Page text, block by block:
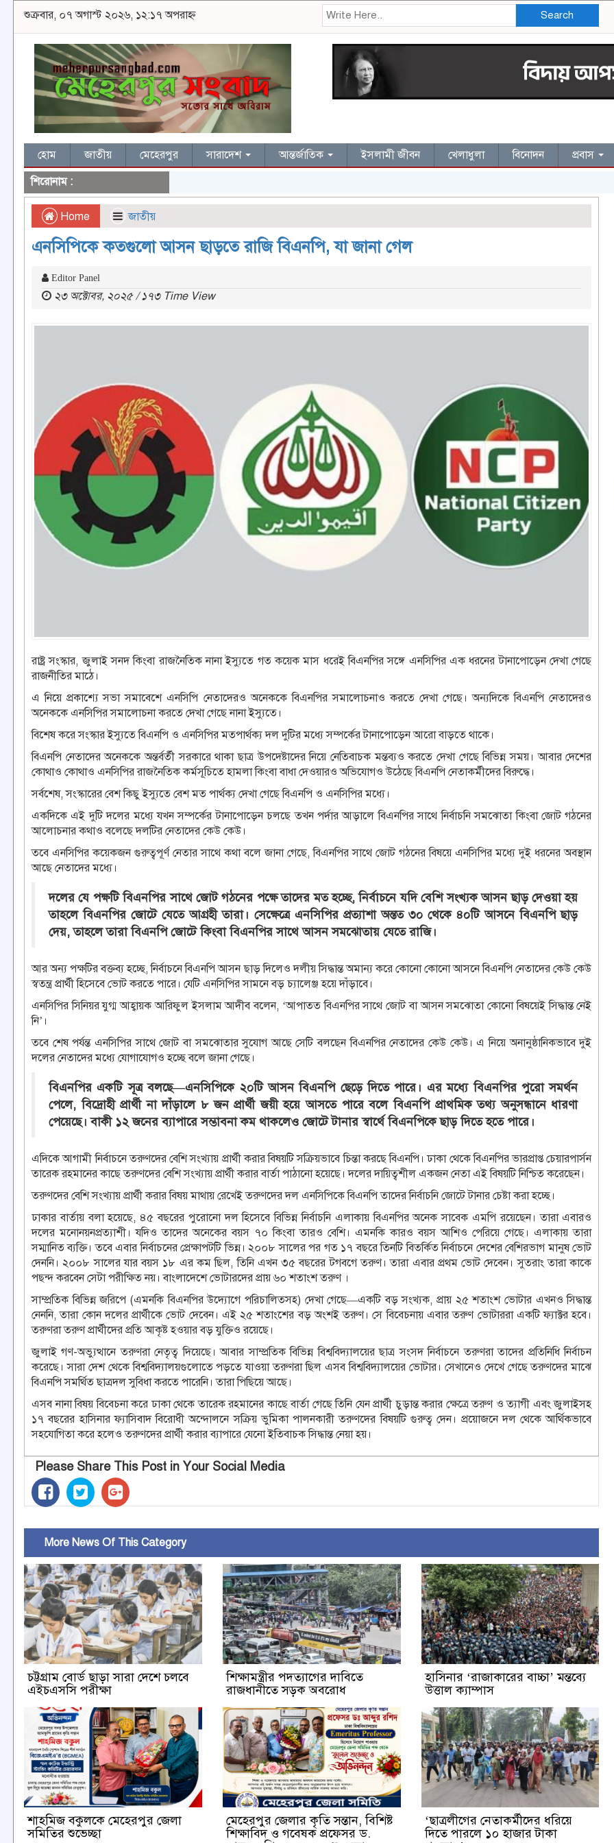
শুক্রবার, ০৭ অগাস্ট ২০২৬, ১২:১৭ অপরাহ্ন Search
হোম জাতীয় মেহেরপুর সারাদেশ আন্তর্জাতিক ইসলামী জীবন খেলাধুলা বিনোদন প্রবাস
শিরোনাম :
Home জাতীয়
এনসিপিকে কতগুলো আসন ছাড়তে রাজি বিএনপি, যা জানা গেল
Editor Panel
২৩ অক্টোবর, ২০২৫ / ১৭৩ Time View
রাষ্ট্র সংস্কার, জুলাই সনদ কিংবা রাজনৈতিক নানা ইস্যুতে গত কয়েক মাস ধরেই বিএনপির সঙ্গে এনসিপির এক ধরনের টানাপোড়েন দেখা গেছে
রাজনীতির মাঠে।
এ নিয়ে প্রকাশ্যে সভা সমাবেশে এনসিপি নেতাদেরও অনেককে বিএনপির সমালোচনাও করতে দেখা গেছে। অন্যদিকে বিএনপি নেতাদেরও
অনেককে এনসিপির সমালোচনা করতে দেখা গেছে নানা ইস্যুতে।
বিশেষ করে সংস্কার ইস্যুতে বিএনপি ও এনসিপির মতপার্থক্য দল দুটির মধ্যে সম্পর্কের টানাপোড়েন আরো বাড়তে থাকে।
বিএনপি নেতাদের অনেককে অন্তর্বর্তী সরকারে থাকা ছাত্র উপদেষ্টাদের নিয়ে নেতিবাচক মন্তব্যও করতে দেখা গেছে বিভিন্ন সময়। আবার দেশের
কোথাও কোথাও এনসিপির রাজনৈতিক কর্মসূচিতে হামলা কিংবা বাধা দেওয়ারও অভিযোগও উঠেছে বিএনপি নেতাকর্মীদের বিরুদ্ধে।
সর্বশেষ, সংস্কারের বেশ কিছু ইস্যুতে বেশ মত পার্থক্য দেখা গেছে বিএনপি ও এনসিপির মধ্যে।
একদিকে এই দুটি দলের মধ্যে যখন সম্পর্কের টানাপোড়েন চলছে তখন পর্দার আড়ালে বিএনপির সাথে নির্বাচনি সমঝোতা কিংবা জোট গঠনের
আলোচনার কথাও বলেছে দলটির নেতাদের কেউ কেউ।
তবে এনসিপির কয়েকজন গুরুত্বপূর্ণ নেতার সাথে কথা বলে জানা গেছে, বিএনপির সাথে জোট গঠনের বিষয়ে এনসিপির মধ্যে দুই ধরনের অবস্থান
আছে নেতাদের মধ্যে।
দলের যে পক্ষটি বিএনপির সাথে জোট গঠনের পক্ষে তাদের মত হচ্ছে, নির্বাচনে যদি বেশি সংখ্যক আসন ছাড় দেওয়া হয়
তাহলে বিএনপির জোটে যেতে আগ্রহী তারা। সেক্ষেত্রে এনসিপির প্রত্যাশা অন্তত ৩০ থেকে ৪০টি আসনে বিএনপি ছাড়
দেয়, তাহলে তারা বিএনপি জোটে কিংবা বিএনপির সাথে আসন সমঝোতায় যেতে রাজি।
আর অন্য পক্ষটির বক্তব্য হচ্ছে, নির্বাচনে বিএনপি আসন ছাড় দিলেও দলীয় সিদ্ধান্ত অমান্য করে কোনো কোনো আসনে বিএনপি নেতাদের কেউ কেউ
স্বতন্ত্র প্রার্থী হিসেবে ভোট করতে পারে। যেটি এনসিপির সামনে বড় চ্যালেঞ্জ হয়ে দাঁড়াবে।
এনসিপির সিনিয়র যুগ্ম আহ্বায়ক আরিফুল ইসলাম আদীব বলেন, ‘আপাতত বিএনপির সাথে জোট বা আসন সমঝোতা কোনো বিষয়েই সিদ্ধান্ত নেই
নি’।
তবে শেষ পর্যন্ত এনসিপির সাথে জোট বা সমঝোতার সুযোগ আছে সেটি বলছেন বিএনপির নেতাদের কেউ কেউ। এ নিয়ে অনানুষ্ঠানিকভাবে দুই
দলের নেতাদের মধ্যে যোগাযোগও হচ্ছে বলে জানা গেছে।
বিএনপির একটি সূত্র বলছে—এনসিপিকে ২০টি আসন বিএনপি ছেড়ে দিতে পারে। এর মধ্যে বিএনপির পুরো সমর্থন
পেলে, বিদ্রোহী প্রার্থী না দাঁড়ালে ৮ জন প্রার্থী জয়ী হয়ে আসতে পারে বলে বিএনপি প্রাথমিক তথ্য অনুসন্ধানে ধারণা
পেয়েছে। বাকী ১২ জনের ব্যাপারে সম্ভাবনা কম থাকলেও জোটে টানার স্বার্থে বিএনপিকে ছাড় দিতে হতে পারে।
এদিকে আগামী নির্বাচনে তরুণদের বেশি সংখ্যায় প্রার্থী করার বিষয়টি সক্রিয়ভাবে চিন্তা করছে বিএনপি। ঢাকা থেকে বিএনপির ভারপ্রাপ্ত চেয়ারপার্সন
তারেক রহমানের কাছে তরুণদের বেশি সংখ্যায় প্রার্থী করার বার্তা পাঠানো হয়েছে। দলের দায়িত্বশীল একজন নেতা এই বিষয়টি নিশ্চিত করেছেন।
তরুণদের বেশি সংখ্যায় প্রার্থী করার বিষয় মাথায় রেখেই তরুণদের দল এনসিপিকে বিএনপি তাদের নির্বাচনি জোটে টানার চেষ্টা করা হচ্ছে।
ঢাকার বার্তায় বলা হয়েছে, ৪৫ বছরের পুরোনো দল হিসেবে বিভিন্ন নির্বাচনি এলাকায় বিএনপির অনেক সাবেক এমপি রয়েছেন। তারা এবারও
দলের মনোনয়নপ্রত্যাশী। যদিও তাদের অনেকের বয়স ৭০ কিংবা তারও বেশি। এমনকি কারও বয়স আশিও পেরিয়ে গেছে। এলাকায় তারা
সম্মানিত ব্যক্তি। তবে এবার নির্বাচনের প্রেক্ষাপটটি ভিন্ন। ২০০৮ সালের পর গত ১৭ বছরে তিনটি বিতর্কিত নির্বাচনে দেশের বেশিরভাগ মানুষ ভোট
দেননি। ২০০৮ সালের যার বয়স ১৮ এর কম ছিল, তিনি এখন ৩৫ বছরের টগবগে তরুণ। তারা এবার প্রথম ভোট দেবেন। সুতরাং তারা কাকে
পছন্দ করবেন সেটা পরীক্ষিত নয়। বাংলাদেশে ভোটারদের প্রায় ৬০ শতাংশ তরুণ ।
সাম্প্রতিক বিভিন্ন জরিপে (এমনকি বিএনপির উদ্যোগে পরিচালিতসহ) দেখা গেছে—একটি বড় সংখ্যক, প্রায় ২৫ শতাংশ ভোটার এখনও সিদ্ধান্ত
নেননি, তারা কোন দলের প্রার্থীকে ভোট দেবেন। এই ২৫ শতাংশের বড় অংশই তরুণ। সে বিবেচনায় এবার তরুণ ভোটাররা একটি ফ্যাক্টর হবে।
তরুণরা তরুণ প্রার্থীদের প্রতি আকৃষ্ট হওয়ার বড় যুক্তিও রয়েছে।
জুলাই গণ-অভ্যুত্থানে তরুণরা নেতৃত্ব দিয়েছে। আবার সাম্প্রতিক বিভিন্ন বিশ্ববিদ্যালয়ের ছাত্র সংসদ নির্বাচনে তরুণরা তাদের প্রতিনিধি নির্বাচন
করেছে। সারা দেশ থেকে বিশ্ববিদ্যালয়গুলোতে পড়তে যাওয়া তরুণরা ছিল এসব বিশ্ববিদ্যালয়ের ভোটার। সেখানেও দেখে গেছে তরুণদের মাঝে
বিএনপি সমর্থিত ছাত্রদল সুবিধা করতে পারেনি। তারা পিছিয়ে আছে।
এসব নানা বিষয় বিবেচনা করে ঢাকা থেকে তারেক রহমানের কাছে বার্তা গেছে তিনি যেন প্রার্থী চুড়ান্ত করার ক্ষেত্রে তরুণ ও ত্যাগী এবং জুলাইসহ
১৭ বছরের হাসিনার ফ্যাসিবাদ বিরোধী অন্দোলনে সক্রিয় ভুমিকা পালনকারী তরুণদের বিষয়টি গুরুত্ব দেন। প্রয়োজনে দল থেকে আর্থিকভাবে
সহযোগিতা করে হলেও তরুণদের প্রার্থী করার ব্যাপারে যেনো ইতিবাচক সিদ্ধান্ত নেয়া হয়।
Please Share This Post in Your Social Media
More News Of This Category
চট্টগ্রাম বোর্ড ছাড়া সারা দেশে চলবে
এইচএসসি পরীক্ষা
শিক্ষামন্ত্রীর পদত্যাগের দাবিতে
রাজধানীতে সড়ক অবরোধ
হাসিনার ‘রাজাকারের বাচ্চা’ মন্তব্যে
উত্তাল ক্যাম্পাস
শাহমিজ বকুলকে মেহেরপুর জেলা
সমিতির শুভেচ্ছা
মেহেরপুর জেলার কৃতি সন্তান, বিশিষ্ট
শিক্ষাবিদ ও গবেষক প্রফেসর ড.
‘ছাত্রলীগের নেতাকর্মীদের ধরিয়ে
দিতে পারলে ১০ হাজার টাকা